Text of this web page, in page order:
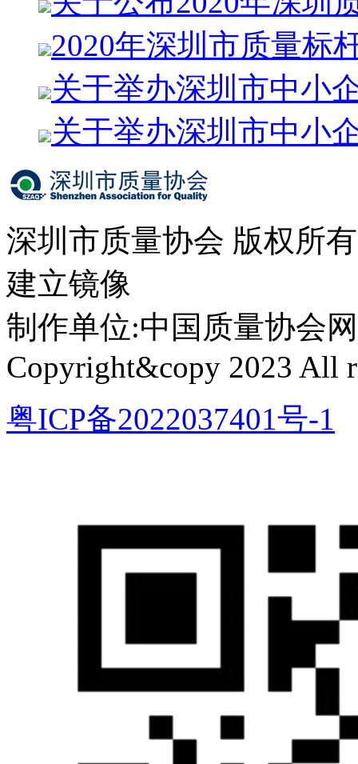
2020年深圳市质量标
关于举办深圳市中小
关于举办深圳市中小
深圳市质量协会 版权所
建立镜像
制作单位:中国质量协会
Copyright&copy 2023 All
粤ICP备2022037401号-1